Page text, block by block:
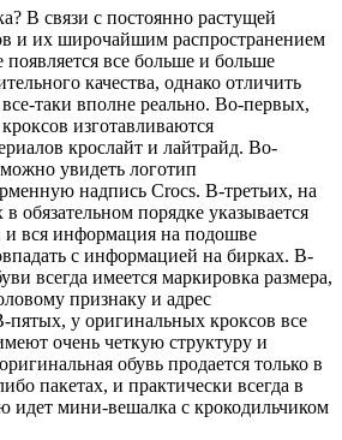
В связи с постоянно растущей
и их широчайшим распространением
все больше и больше
качества, однако отличить
таки вполне реально. Во-первых,
изготавливаются
крослайт и лайтрайд. Во-
увидеть логотип
надпись Crocs. В-третьих, на
обязательном порядке указывается
и вся информация на подошве
с информацией на бирках. В-
всегда имеется маркировка размера,
признаку и адрес
пятых, у оригинальных кроксов все
очень четкую структуру и
обувь продается только в
пакетах, и практически всегда в
идет мини-вешалка с крокодильчиком